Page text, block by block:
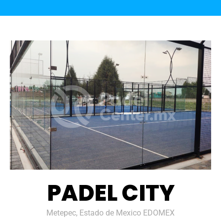
PADEL CITY
Metepec, Estado de Mexico EDOMEX